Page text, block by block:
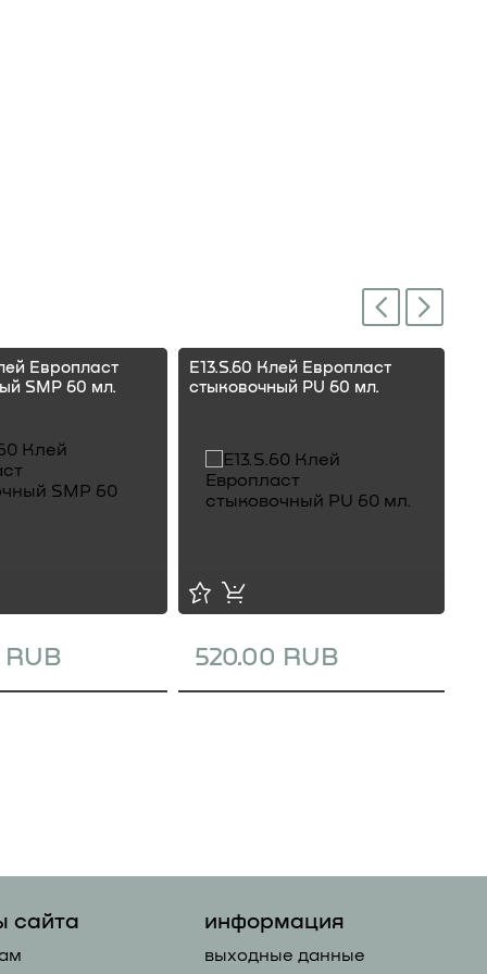
Previous
Европласт
SMP 60 мл.
RUB
E13.S.60 Клей Европласт
стыковочный PU 60 мл.
520.00 RUB
Next
сайта информация
выходные данные